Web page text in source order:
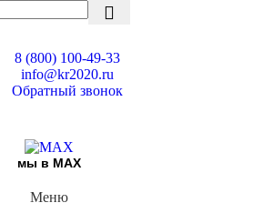
8 (800) 100-49-33
info@kr2020.ru
Обратный звонок
мы в MAX
Меню